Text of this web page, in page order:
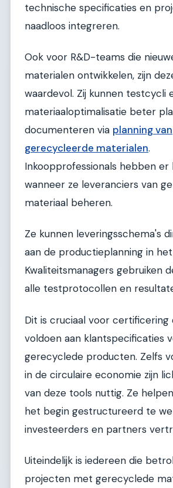
technische specificaties en
naadloos integreren.
Ook voor R&D-teams die
materialen ontwikkelen, zijn
waardevol. Zij kunnen testcycli
materiaaloptimalisatie beter
documenteren via planning van
gerecycleerde materialen.
Inkoopprofessionals hebben er
wanneer ze leveranciers van
materiaal beheren.
Ze kunnen leveringsschema's
aan de productieplanning in
Kwaliteitsmanagers gebruiken
alle testprotocollen en
Dit is cruciaal voor certificering
voldoen aan klantspecificaties
gerecyclede producten. Zelfs
in de circulaire economie zijn
van deze tools nuttig. Ze
het begin gestructureerd te
investeerders en partners
Uiteindelijk is iedereen die
projecten met gerecyclede